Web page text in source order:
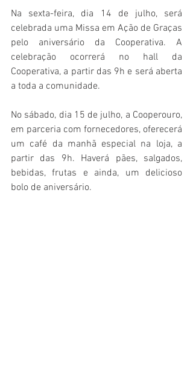
Na sexta-feira, dia 14 de julho, será
celebrada uma Missa em Ação de Graças
pelo aniversário da Cooperativa. A
celebração ocorrerá no hall da
Cooperativa, a partir das 9h e será aberta
a toda a comunidade.
No sábado, dia 15 de julho, a Cooperouro,
em parceria com fornecedores, oferecerá
um café da manhã especial na loja, a
partir das 9h. Haverá pães, salgados,
bebidas, frutas e ainda, um delicioso
bolo de aniversário.